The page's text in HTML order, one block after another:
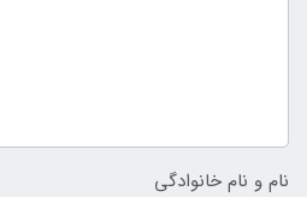
نام و نام خانوادگی